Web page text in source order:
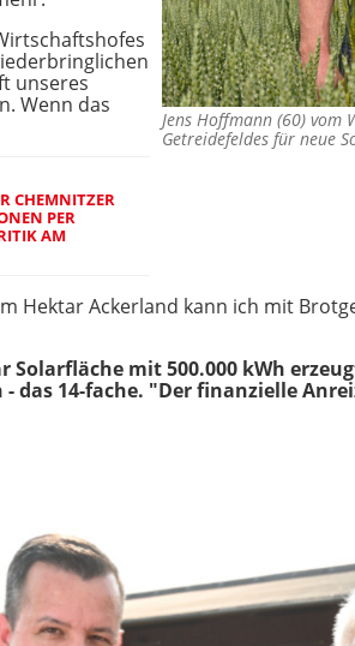
Jens Hoffmann (60) vom
Getreidefeldes für neue
unseres
Wenn das
CHEMNITZER
PER E
AM F
Hektar Ackerland kann ich mit
Solarfläche mit 500.000 kWh
das 14-fache. "Der finanzielle